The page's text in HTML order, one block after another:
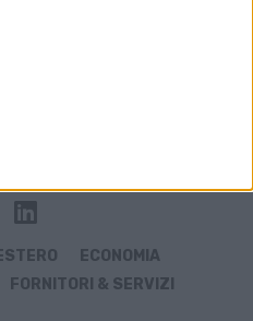
ESTERO
ECONOMIA
FORNITORI & SERVIZI